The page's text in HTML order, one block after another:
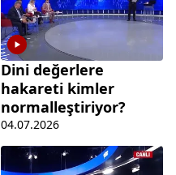
Dini değerlere
hakareti kimler
normalleştiriyor?
04.07.2026